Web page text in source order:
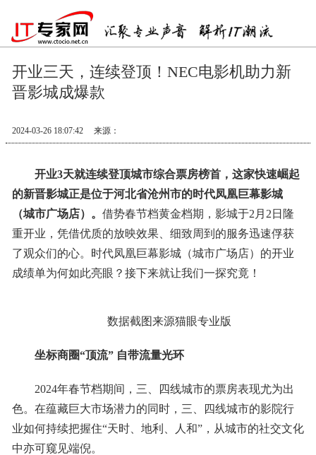
开业三天，连续登顶！NEC电影机助力新
晋影城成爆款
2024-03-26 18:07:42 来源：
开业3天就连续登顶城市综合票房榜首，这家快速崛起
的新晋影城正是位于河北省沧州市的时代凤凰巨幕影城
（城市广场店）。 借势春节档黄金档期，影城于2月2日隆
重开业，凭借优质的放映效果、细致周到的服务迅速俘获
了观众们的心。时代凤凰巨幕影城（城市广场店）的开业
成绩单为何如此亮眼？接下来就让我们一探究竟！
数据截图来源猫眼专业版
坐标商圈“顶流” 自带流量光环
2024年春节档期间，三、四线城市的票房表现尤为出
色。在蕴藏巨大市场潜力的同时，三、四线城市的影院行
业如何持续把握住“天时、地利、人和”，从城市的社交文化
中亦可窥见端倪。